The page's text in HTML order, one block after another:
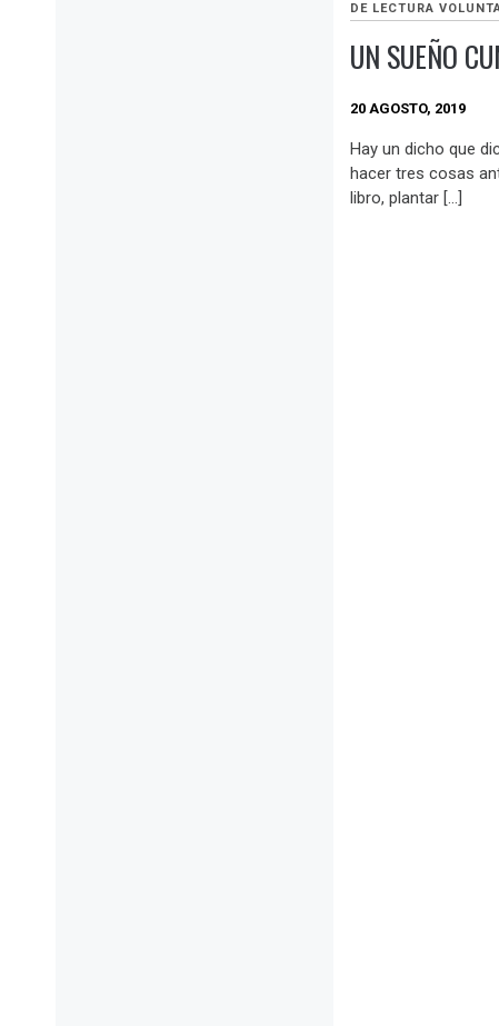
DE LECTURA
UN SUEÑO
20 AGOSTO, 2019
Hay un dicho que
hacer tres cosas
libro, plantar […]